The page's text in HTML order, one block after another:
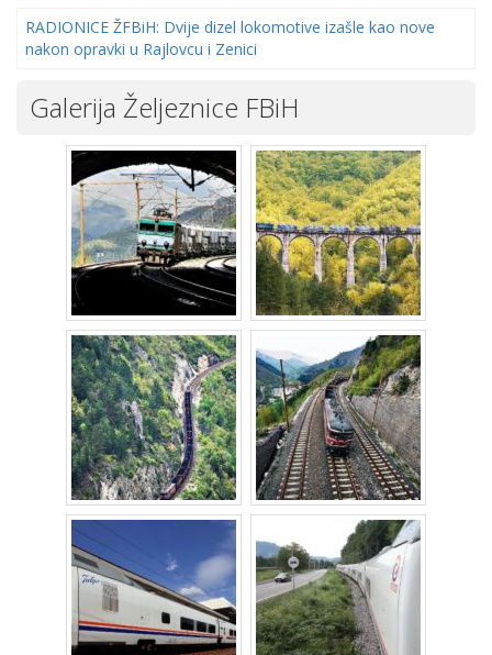
RADIONICE ŽFBiH: Dvije dizel lokomotive izašle kao nove
nakon opravki u Rajlovcu i Zenici
Galerija Željeznice FBiH